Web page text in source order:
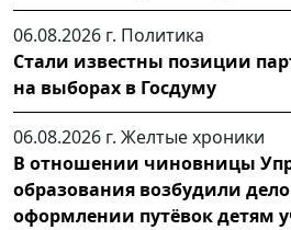
06.08.2026 г. Политика
Стали известны позиции
на выборах в Госдуму
06.08.2026 г. Желтые хроники
В отношении чиновницы
образования возбудили
оформлении путёвок детям